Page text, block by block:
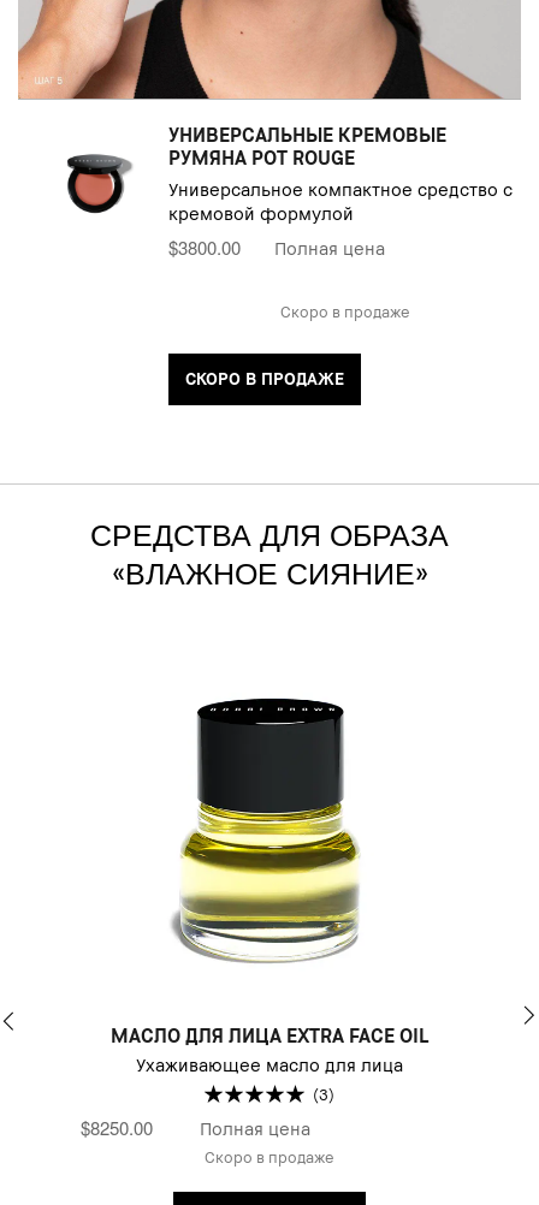
УНИВЕРСАЛЬНЫЕ КРЕМОВЫЕ
РУМЯНА POT ROUGE
Универсальное компактное средство с
кремовой формулой
$3800.00 Полная цена
Скоро в продаже
СКОРО В ПРОДАЖЕ
СРЕДСТВА ДЛЯ ОБРАЗА
«ВЛАЖНОЕ СИЯНИЕ»
МАСЛО ДЛЯ ЛИЦА EXTRA FACE OIL
Ухаживающее масло для лица
(3)
$8250.00 Полная цена
Скоро в продаже